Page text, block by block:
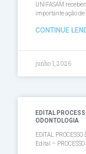
UNIFASAM
importante ação
CONTINUE
junho 1, 2026
EDITAL
ODONTOLOGIA
EDITAL
Edital – PROCESSO